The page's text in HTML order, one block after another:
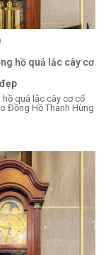
hồ quả lắc cây cơ
quả lắc cây cơ cổ
Đồng Hồ Thanh Hùng